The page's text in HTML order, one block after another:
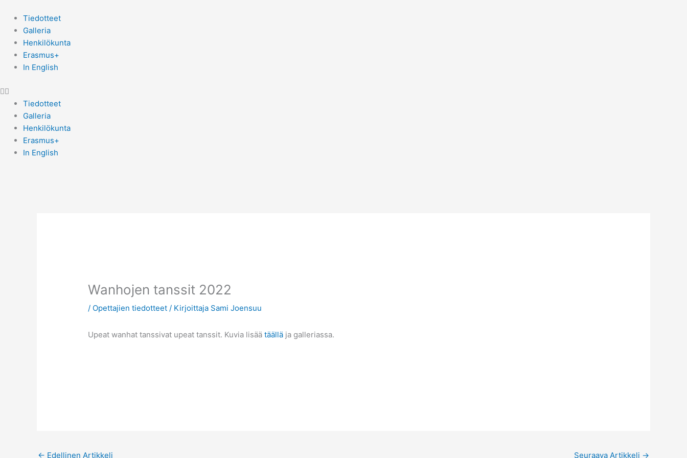
sisältöönTiedotteet
Galleria
Henkilökunta
Erasmus+
In English
Tiedotteet
Galleria
Henkilökunta
Erasmus+
In English
Wanhojen tanssit 2022
/ Opettajien tiedotteet / Kirjoittaja Sami Joensuu
Upeat wanhat tanssivat upeat tanssit. Kuvia lisäätäällä ja galleriassa.
← Edellinen Artikkeli Seuraava Artikkeli →